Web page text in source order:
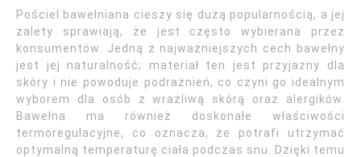
Pościel bawełniana cieszy się dużą popularnością, a jej
zalety sprawiają, że jest często wybierana przez
konsumentów. Jedną z najważniejszych cech bawełny
jest jej naturalność; materiał ten jest przyjazny dla
skóry i nie powoduje podrażnień, co czyni go idealnym
wyborem dla osób z wrażliwą skórą oraz alergików.
Bawełna ma również doskonałe właściwości
termoregulacyjne, co oznacza, że potrafi utrzymać
optymalną temperaturę ciała podczas snu. Dzięki temu